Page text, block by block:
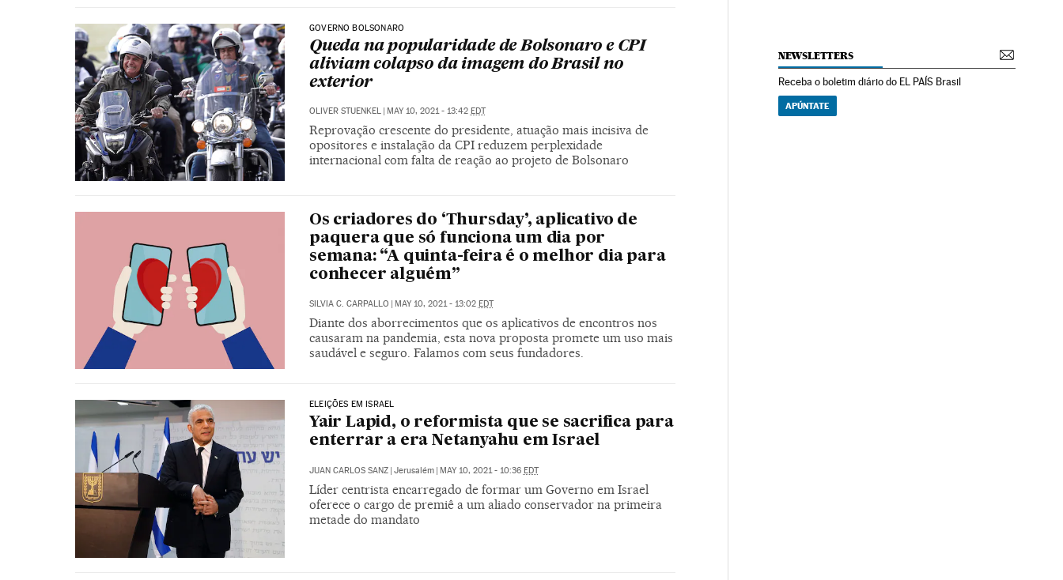
GOVERNO BOLSONARO
Queda na popularidade de Bolsonaro e CPI
aliviam colapso da imagem do Brasil no
exterior
OLIVER STUENKEL MAY 10, 2021 - 13:42 EDT
Reprovação crescente do presidente, atuação mais incisiva de
opositores e instalação da CPI reduzem perplexidade
internacional com falta de reação ao projeto de Bolsonaro
Os criadores do ‘Thursday’, aplicativo de
paquera que só funciona um dia por
semana: “A quinta-feira é o melhor dia para
conhecer alguém”
SILVIA C. CARPALLO | MAY 10, 2021 - 13:02 EDT
Diante dos aborrecimentos que os aplicativos de encontros nos
causaram na pandemia, esta nova proposta promete um uso mais
saudável e seguro. Falamos com seus fundadores.
ELEIÇÕES EM ISRAEL
Yair Lapid, o reformista que se sacrifica para
enterrar a era Netanyahu em Israel
JUAN CARLOS SANZ Jerusalém MAY 10, 2021 - 10:36 EDT
Líder centrista encarregado de formar um Governo em Israel
oferece o cargo de premiê a um aliado conservador na primeira
metade do mandato
NEWSLETTERS
Receba o boletim diário do EL PAÍS Brasil
APÚNTATE